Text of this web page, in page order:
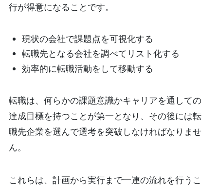
行が得意になることです。
現状の会社で課題点を可視化する
転職先となる会社を調べてリスト化する
効率的に転職活動をして移動する
転職は、何らかの課題意識かキャリアを通しての
達成目標を持つことが第一となり、その後には転
職先企業を選んで選考を突破しなければなりませ
ん。
これらは、計画から実行まで一連の流れを行うこ